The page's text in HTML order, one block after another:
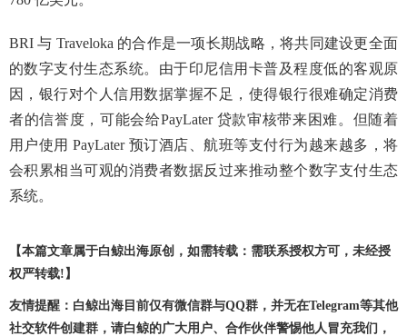
BRI 与 Traveloka 的合作是一项长期战略，将共同建设更全面
的数字支付生态系统。由于印尼信用卡普及程度低的客观原
因，银行对个人信用数据掌握不足，使得银行很难确定消费
者的信誉度，可能会给PayLater 贷款审核带来困难。但随着
用户使用 PayLater 预订酒店、航班等支付行为越来越多，将
会积累相当可观的消费者数据反过来推动整个数字支付生态
系统。
【本篇文章属于白鲸出海原创，如需转载：需联系授权方可，未经授
权严转载!】
友情提醒：白鲸出海目前仅有微信群与QQ群，并无在Telegram等其他
社交软件创建群，请白鲸的广大用户、合作伙伴警惕他人冒充我们，